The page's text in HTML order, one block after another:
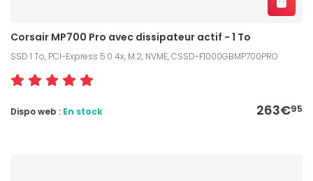
Corsair MP700 Pro avec dissipateur actif - 1 To
SSD 1 To, PCI-Express 5.0 4x, M.2, NVME, CSSD-F1000GBMP700PRO
263€95
Dispo web : En stock